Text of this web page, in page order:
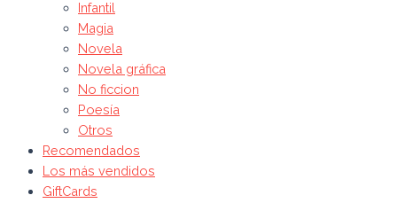
Infantil
Magia
Novela
Novela gráfica
No ficcion
Poesía
Otros
Recomendados
Los más vendidos
GiftCards